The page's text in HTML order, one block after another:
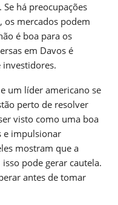
há preocupações
os mercados podem
é boa para os
em Davos é
um líder americano se
perto de resolver
visto como uma boa
e impulsionar
mostram que a
pode gerar cautela.
antes de tomar